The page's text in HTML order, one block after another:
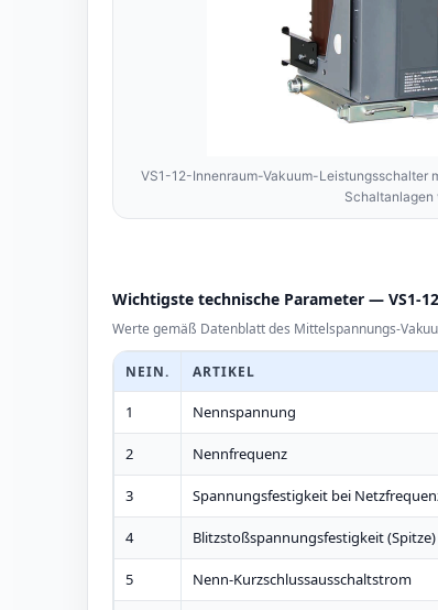
VS1-12-Innenraum-Vakuum-Leistungsschalter
Schaltanlagen
Wichtigste technische Parameter — VS1-12
Werte gemäß Datenblatt des Mittelspannungs-
NEIN. ARTIKEL
1 Nennspannung
2 Nennfrequenz
3 Spannungsfestigkeit bei
4 Blitzstoßspannungsfestigkeit (Spitze)
5 Nenn-Kurzschlussausschaltstrom